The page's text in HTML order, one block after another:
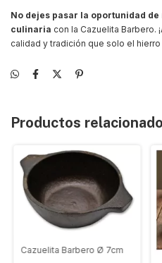
No dejes pasar la oportunidad
culinaria con la Cazuelita Barbero.
calidad y tradición que solo el
Productos
Cazuelita Barbero Ø 7cm